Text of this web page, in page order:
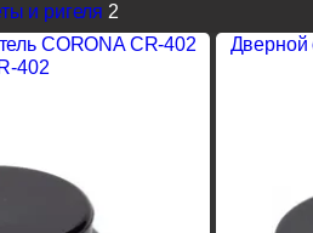
и ригеля 2
CORONA CR-402
402
Дверной